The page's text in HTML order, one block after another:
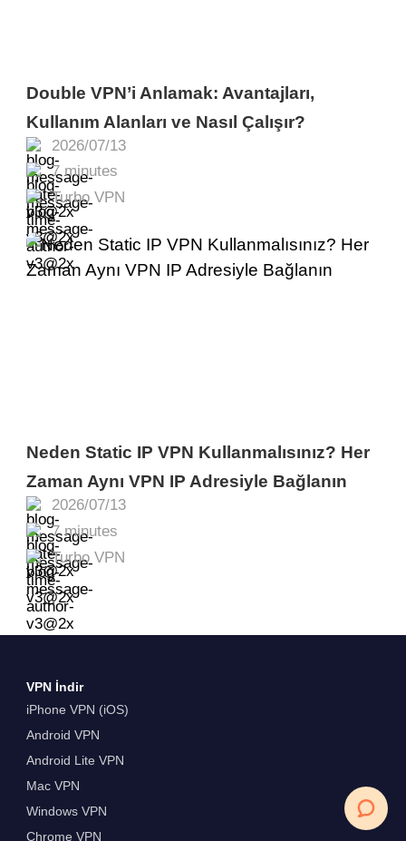
2026/07/13
7 minutes
Turbo VPN
Double VPN’i Anlamak: Avantajları,
Kullanım Alanları ve Nasıl Çalışır?
2026/07/13
7 minutes
Turbo VPN
Neden Static IP VPN Kullanmalısınız? Her
Zaman Aynı VPN IP Adresiyle Bağlanın
VPN İndir
iPhone VPN (iOS)
Android VPN
Android Lite VPN
Mac VPN
Windows VPN
Chrome VPN